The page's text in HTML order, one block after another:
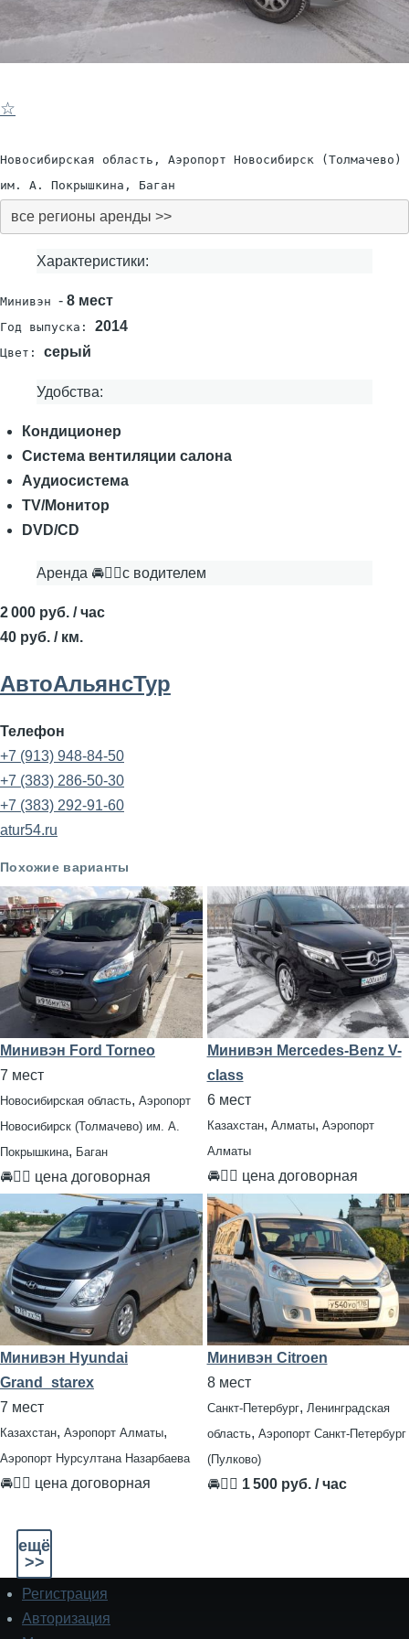
☆
Новосибирская область, Аэропорт Новосибирск (Толмачево)
им. А. Покрышкина, Баган
все регионы аренды >>
Характеристики:
Минивэн - 8 мест
Год выпуска: 2014
Цвет: серый
Удобства:
Кондиционер
Система вентиляции салона
Аудиосистема
TV/Монитор
DVD/CD
Аренда 🚘👨‍✈с водителем
2 000 руб. / час
40 руб. / км.
АвтоАльянсТур
Телефон
+7 (913) 948-84-50
+7 (383) 286-50-30
+7 (383) 292-91-60
atur54.ru
Похожие варианты
Минивэн Ford Torneo
7 мест
Новосибирская область, Аэропорт
Новосибирск (Толмачево) им. А.
Покрышкина, Баган
🚘👨‍✈ цена договорная
Минивэн Mercedes-Benz V-
class
6 мест
Казахстан, Алматы, Аэропорт
Алматы
🚘👨‍✈ цена договорная
Минивэн Hyundai
Grand_starex
7 мест
Казахстан, Аэропорт Алматы,
Аэропорт Нурсултана Назарбаева
🚘👨‍✈ цена договорная
Минивэн Citroen
8 мест
Санкт-Петербург, Ленинградская
область, Аэропорт Санкт-Петербург
(Пулково)
🚘👨‍✈ 1 500 руб. / час
ещё
>>
Подвал
Регистрация
Авторизация